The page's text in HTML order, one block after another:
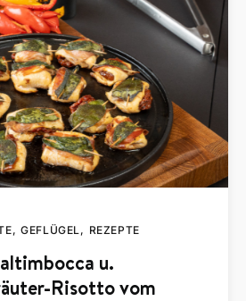
GEFLÜGEL REZEPTE
u.
Risotto vom